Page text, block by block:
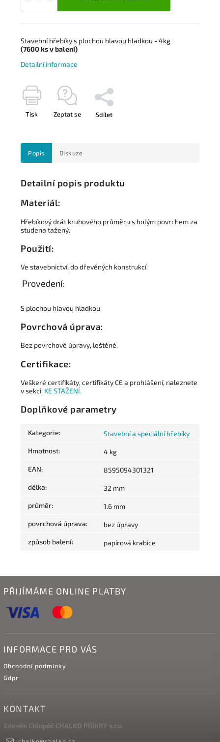
Stavební hřebíky s plochou hlavou hladkou - 4kg
(7600ksv balení)
Detailní informace
Tisk Zeptat se Sdílet
Popis Diskuze
Detailní popis produktu
Materiál:
Hřebíkový drát kruhového průměru s holým povrchem za
studena tažený.
Použití:
Ve stavebnictví, do dřevěných konstrukcí.
Provedení:
S plochou hlavou hladkou.
Povrchová úprava:
Bez povrchové úpravy, leštěné.
Certifikace:
Veškeré certifikáty, certifikáty CE a prohlášení, naleznete
v sekci: KE STAŽENÍ.
Doplňkové parametry
Kategorie: Stavební a speciální hřebíky
Hmotnost: 4 kg
EAN: 8595094301321
délka: 32 mm
průměr: 1.6 mm
povrchová úprava: bez úpravy
způsob balení: papírová krabice
PŘIJÍMÁME ONLINE PLATBY
INFORMACE PRO VÁS
Obchodní podmínky
Gdpr
KONTAKT
Zdeněk Chlupáč CHALKO PŘÍKRÝ s.r.o.